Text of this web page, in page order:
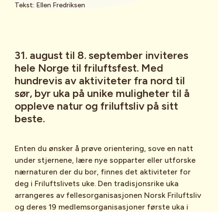
Tekst: Ellen Fredriksen
31. august til 8. september inviteres
hele Norge til friluftsfest. Med
hundrevis av aktiviteter fra nord til
sør, byr uka på unike muligheter til å
oppleve natur og friluftsliv på sitt
beste.
Enten du ønsker å prøve orientering, sove en natt
under stjernene, lære nye sopparter eller utforske
nærnaturen der du bor, finnes det aktiviteter for
deg i Friluftslivets uke. Den tradisjonsrike uka
arrangeres av fellesorganisasjonen Norsk Friluftsliv
og deres 19 medlemsorganisasjoner første uka i